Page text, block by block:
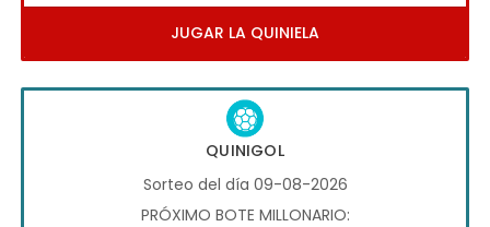
JUGAR LA QUINIELA
QUINIGOL
Sorteo del día 09-08-2026
PRÓXIMO BOTE MILLONARIO: